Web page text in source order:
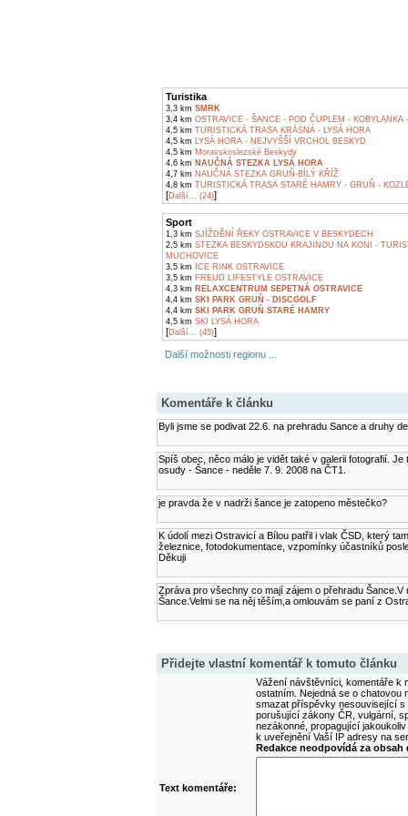
Turistika
3,3 km SMRK
3,4 km OSTRAVICE - ŠANCE - POD ČUPLEM - KOBYLANKA
4,5 km TURISTICKÁ TRASA KRÁSNÁ - LYSÁ HORA
4,5 km LYSÁ HORA - NEJVYŠŠÍ VRCHOL BESKYD
4,5 km Moravskoslezské Beskydy
4,6 km NAUČNÁ STEZKA LYSÁ HORA
4,7 km NAUČNÁ STEZKA GRUŇ-BÍLÝ KŘÍŽ
4,8 km TURISTICKÁ TRASA STARÉ HAMRY - GRUŇ -
[Další... (24)]
Sport
1,3 km SJÍŽDĚNÍ ŘEKY OSTRAVICE V BESKYDECH
2,5 km STEZKA BESKYDSKOU KRAJINOU NA KONI -
MUCHOVICE
3,5 km ICE RINK OSTRAVICE
3,5 km FREUD LIFESTYLE OSTRAVICE
4,3 km RELAXCENTRUM SEPETNÁ OSTRAVICE
4,4 km SKI PARK GRUŇ - DISCGOLF
4,4 km SKI PARK GRUŇ STARÉ HAMRY
4,5 km SKI LYSÁ HORA
[Další... (45)]
Další možnosti regionu ...
Komentáře k článku
Byli jsme se podivat 22.6. na prehradu Sance a druhy
Spíš obec, něco málo je vidět také v galerii fotografií.
osudy - Šance - neděle 7. 9. 2008 na ČT1.
je pravda že v nadrži šance je zatopeno městečko?
K údolí mezi Ostravicí a Bílou patřil i vlak ČSD, který
železnice, fotodokumentace, vzpomínky účastníků
Děkuji
Zpráva pro všechny co mají zájem o přehradu
Šance.Velmi se na něj těším,a omlouvám se paní z
Přidejte vlastní komentář k tomuto článku
Vážení návštěvníci, komentáře k
ostatním. Nejedná se o
smazat příspěvky nesouvisející
porušující zákony ČR, vulgární,
nezákonné, propagující
k uveřejnění Vaší IP adresy na
Redakce neodpovídá za
Text komentáře: